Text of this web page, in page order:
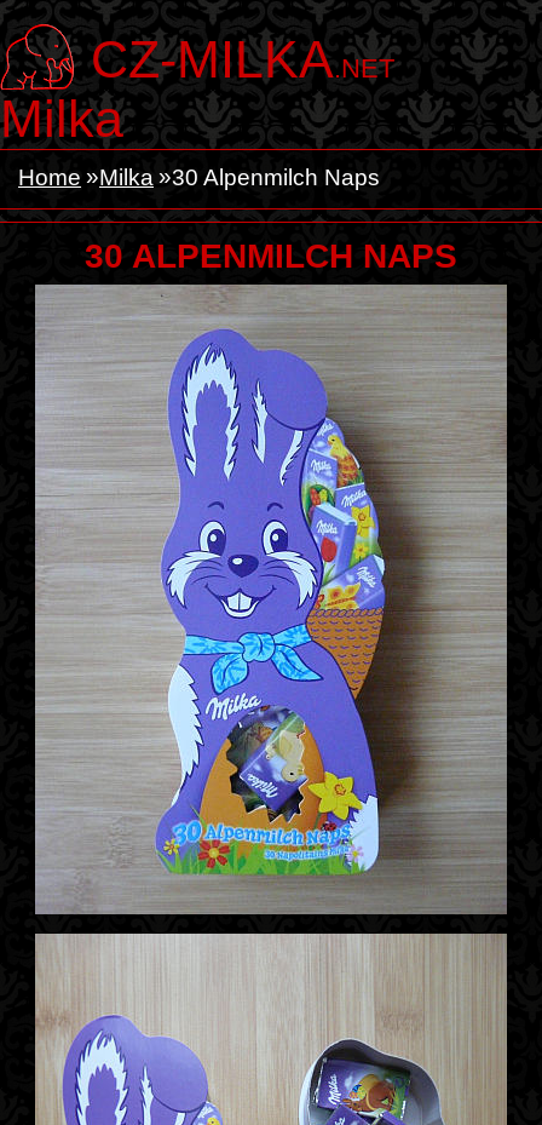
CZ-MILKA.NET
Milka
Home Milka 30 Alpenmilch Naps
30 ALPENMILCH NAPS